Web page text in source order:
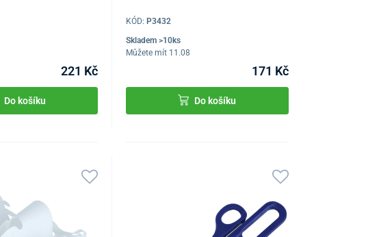
221 Kč
Do košíku
KÓD: P3432
Skladem >10ks
Můžete mít 11.08
171 Kč
Do košíku